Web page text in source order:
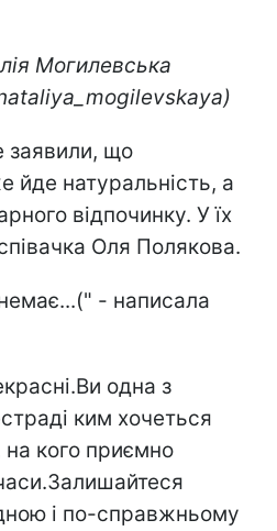
Могилевська
заявили, що
йде натуральність, а
відпочинку. У їх
Оля Полякова.
- написала
одна з
ким хочеться
кого приємно
і по-справжньому